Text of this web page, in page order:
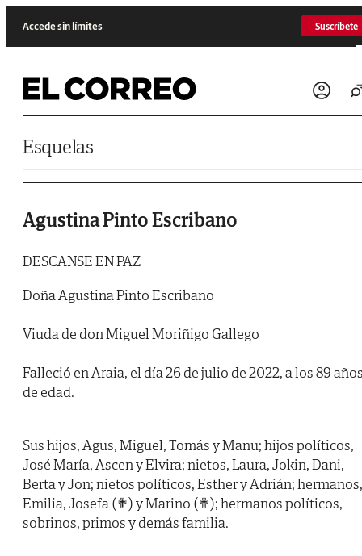
Accede sin límites Suscríbete
Esquelas
Agustina Pinto Escribano
DESCANSE EN PAZ
Doña Agustina Pinto Escribano
Viuda de don Miguel Moriñigo Gallego
Falleció en Araia, el día 26 de julio de 2022, a los 89
de edad.
Sus hijos, Agus, Miguel, Tomás y Manu; hijos políticos,
José María, Ascen y Elvira; nietos, Laura, Jokin, Dani,
Berta y Jon; nietos políticos, Esther y Adrián; hermanos,
Emilia, Josefa (✟) y Marino (✟); hermanos políticos,
sobrinos, primos y demás familia.